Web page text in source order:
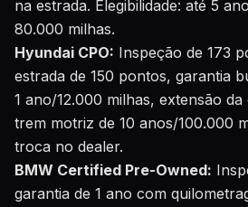
na estrada. Elegibilidade: até 5
80.000 milhas.
Hyundai CPO: Inspeção de 173
estrada de 150 pontos, garantia
1 ano/12.000 milhas, extensão
trem motriz de 10 anos/100.000
troca no dealer.
BMW Certified Pre-Owned:
garantia de 1 ano com